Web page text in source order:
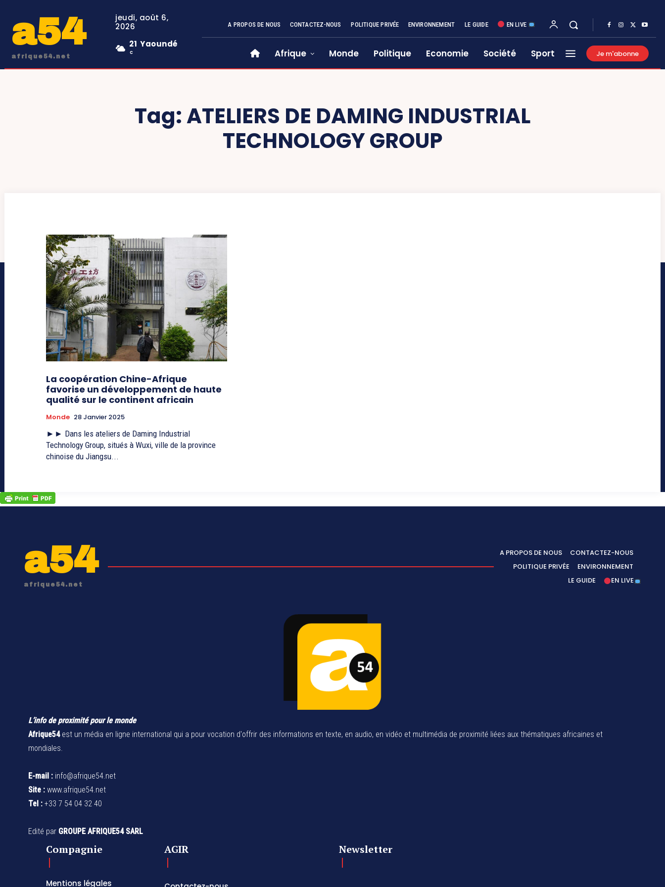
a54
afrique54.net
jeudi, août 6,
2026
21
C
Yaoundé
A PROPOS DE NOUS CONTACTEZ-NOUS POLITIQUE PRIVÉE ENVIRONNEMENT LE GUIDE EN LIVE
Afrique Monde Politique Economie Société Sport Je m'abonne
Tag:ATELIERS DE DAMING INDUSTRIAL
TECHNOLOGY GROUP
La coopération Chine-Afrique
favorise un développement de haute
qualité sur le continent africain
Monde 28 Janvier 2025
►► Dans les ateliers de Daming Industrial
Technology Group, situés à Wuxi, ville de la province
chinoise du Jiangsu...
a54
afrique54.net
A PROPOS DE NOUS
CONTACTEZ-NOUS
POLITIQUE PRIVÉE
ENVIRONNEMENT
LE GUIDE
EN LIVE
L’info de proximité pour le monde
Afrique54est un média en ligne international qui a pour vocation d'offrir des informations en texte, en audio, en vidéo et multimédia de proximité liées aux thématiques africaines et
mondiales.
E-mail : info@afrique54.net
Site : www.afrique54.net
Tel : +33 7 54 04 32 40
Edité par GROUPE AFRIQUE54 SARL
Compagnie
Mentions légales
AGIR Newsletter